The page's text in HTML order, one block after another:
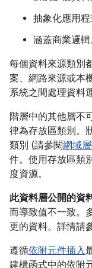
抽象化應用程
涵蓋商業邏輯
每個資料來源類別
案、網路來源或本
系統之間處理資料
階層中的其他層不
律為存放區類別。
類別 (請參閱網域
件。使用存放區類
度資源。
此資料層公開的資
而導致值不一致。
更的資料。詳情請
遵循依附元件插入
建構函式中的依附